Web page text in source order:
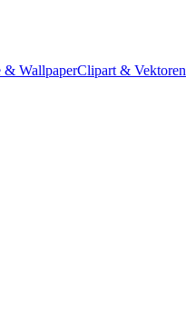
& WallpaperClipart & Vektoren